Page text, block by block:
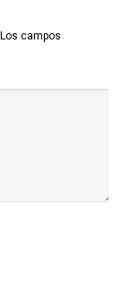
Los campos